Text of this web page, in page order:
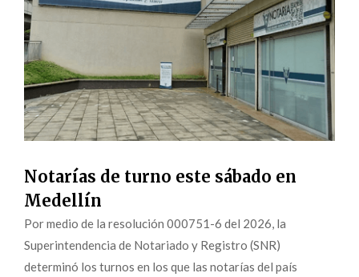
Notarías de turno este sábado en
Medellín
Por medio de la resolución 000751-6 del 2026, la
Superintendencia de Notariado y Registro (SNR)
determinó los turnos en los que las notarías del país